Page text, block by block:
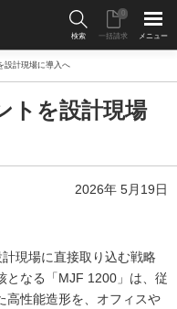
検索 一括請求
0
メニュー
設計現場に導入へ
トを設計現場
2026年 5月19日
現場に直接取り込む戦略
となる「MJF 1200」は、従
高性能造形を、オフィスや